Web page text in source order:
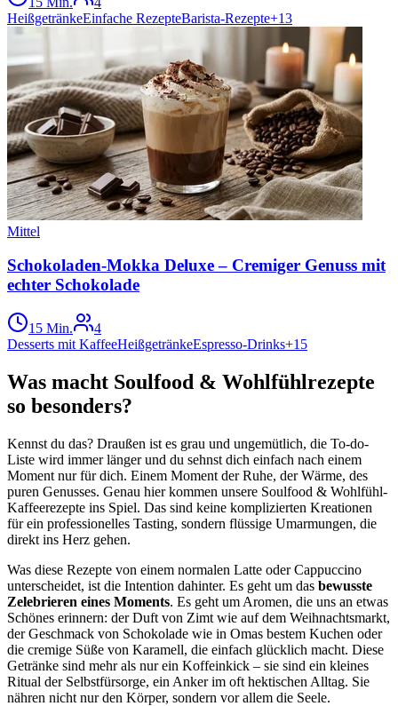
HeißgetränkeEinfache RezepteBarista-Rezepte+13
Mittel
Schokoladen-Mokka Deluxe – Cremiger Genuss mit
echter Schokolade
15 Min.
4
Desserts mit KaffeeHeißgetränkeEspresso-Drinks+15
Was macht Soulfood & Wohlfühlrezepte
so besonders?
Kennst du das? Draußen ist es grau und ungemütlich, die To-do-
Liste wird immer länger und du sehnst dich einfach nach einem
Moment nur für dich. Einem Moment der Ruhe, der Wärme, des
puren Genusses. Genau hier kommen unsere Soulfood & Wohlfühl-
Kaffeerezepte ins Spiel. Das sind keine komplizierten Kreationen
für ein professionelles Tasting, sondern flüssige Umarmungen, die
direkt ins Herz gehen.
Was diese Rezepte von einem normalen Latte oder Cappuccino
unterscheidet, ist die Intention dahinter. Es geht um das bewusste
Zelebrieren eines Moments. Es geht um Aromen, die uns an etwas
Schönes erinnern: der Duft von Zimt wie auf dem Weihnachtsmarkt,
der Geschmack von Schokolade wie in Omas bestem Kuchen oder
die cremige Süße von Karamell, die einfach glücklich macht. Diese
Getränke sind mehr als nur ein Koffeinkick – sie sind ein kleines
Ritual der Selbstfürsorge, ein Anker im oft hektischen Alltag. Sie
nähren nicht nur den Körper, sondern vor allem die Seele.